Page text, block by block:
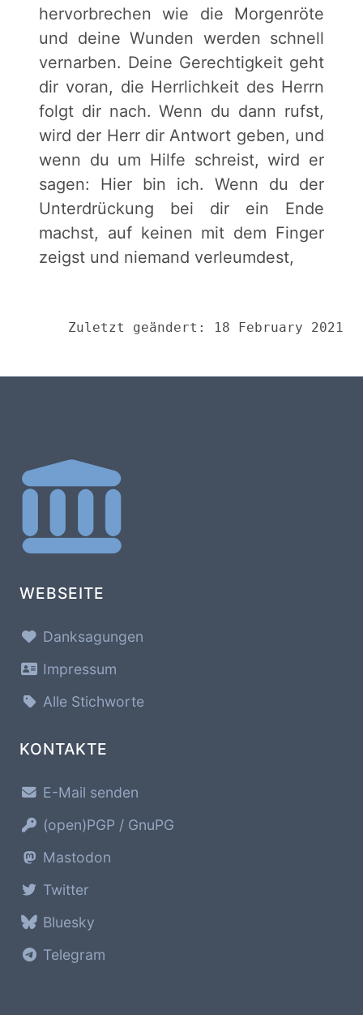
hervorbrechen wie die Morgenröte
und deine Wunden werden schnell
vernarben. Deine Gerechtigkeit geht
dir voran, die Herrlichkeit des Herrn
folgt dir nach. Wenn du dann rufst,
wird der Herr dir Antwort geben, und
wenn du um Hilfe schreist, wird er
sagen: Hier bin ich. Wenn du der
Unterdrückung bei dir ein Ende
machst, auf keinen mit dem Finger
zeigst und niemand verleumdest,
Zuletzt geändert: 18 February 2021
WEBSEITE
Danksagungen
Impressum
Alle Stichworte
KONTAKTE
E-Mail senden
(open)PGP / GnuPG
Mastodon
Twitter
Bluesky
Telegram